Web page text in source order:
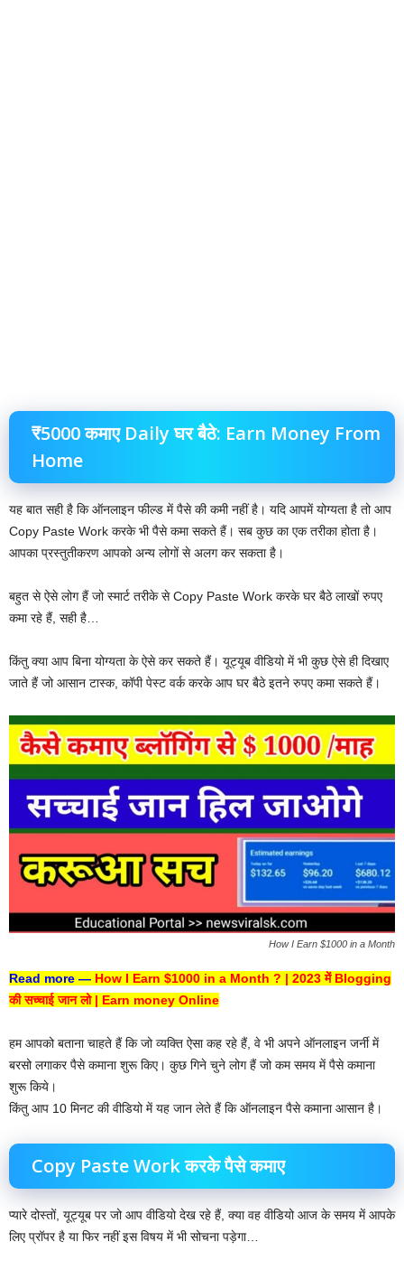
₹5000 कमाए Daily घर बैठे: Earn Money From
Home
यह बात सही है कि ऑनलाइन फील्ड में पैसे की कमी नहीं है। यदि आपमें योग्यता है तो आप
Copy Paste Work करके भी पैसे कमा सकते हैं। सब कुछ का एक तरीका होता है।
आपका प्रस्तुतीकरण आपको अन्य लोगों से अलग कर सकता है।
बहुत से ऐसे लोग हैं जो स्मार्ट तरीके से Copy Paste Work करके घर बैठे लाखों रुपए
कमा रहे हैं, सही है…
किंतु क्या आप बिना योग्यता के ऐसे कर सकते हैं। यूट्यूब वीडियो में भी कुछ ऐसे ही दिखाए
जाते हैं जो आसान टास्क, कॉपी पेस्ट वर्क करके आप घर बैठे इतने रुपए कमा सकते हैं।
How I Earn $1000 in a Month
Read more — How I Earn $1000 in a Month ? | 2023 में Blogging
की सच्चाई जान लो | Earn money Online
हम आपको बताना चाहते हैं कि जो व्यक्ति ऐसा कह रहे हैं, वे भी अपने ऑनलाइन जर्नी में
बरसो लगाकर पैसे कमाना शुरू किए। कुछ गिने चुने लोग हैं जो कम समय में पैसे कमाना
शुरू किये।
किंतु आप 10 मिनट की वीडियो में यह जान लेते हैं कि ऑनलाइन पैसे कमाना आसान है।
Copy Paste Work करके पैसे कमाए
प्यारे दोस्तों, यूट्यूब पर जो आप वीडियो देख रहे हैं, क्या वह वीडियो आज के समय में आपके
लिए प्रॉपर है या फिर नहीं इस विषय में भी सोचना पड़ेगा…